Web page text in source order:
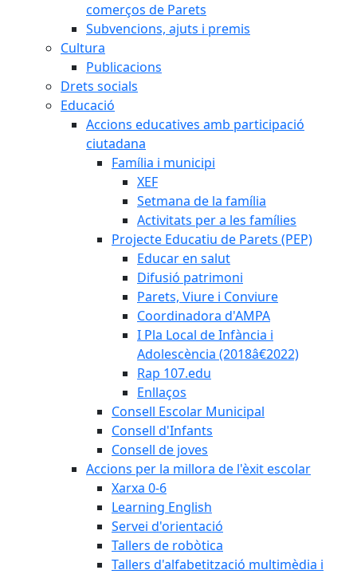
comerços de Parets
Subvencions, ajuts i premis
Cultura
Publicacions
Drets socials
Educació
Accions educatives amb participació
ciutadana
Família i municipi
XEF
Setmana de la família
Activitats per a les famílies
Projecte Educatiu de Parets (PEP)
Educar en salut
Difusió patrimoni
Parets, Viure i Conviure
Coordinadora d'AMPA
I Pla Local de Infància i
Adolescència (2018â€2022)
Rap 107.edu
Enllaços
Consell Escolar Municipal
Consell d'Infants
Consell de joves
Accions per la millora de l'èxit escolar
Xarxa 0-6
Learning English
Servei d'orientació
Tallers de robòtica
Tallers d'alfabetització multimèdia i